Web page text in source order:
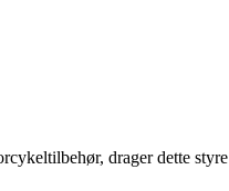
drager dette